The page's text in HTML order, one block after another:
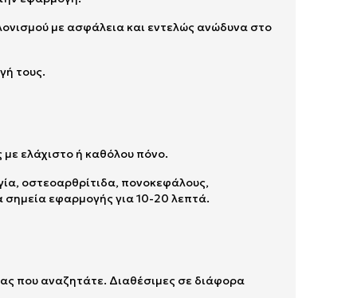
με ασφάλεια και εντελώς ανώδυνα στο
τους.
με ελάχιστο ή καθόλου πόνο.
οστεοαρθρίτιδα, πονοκεφάλους,
σημεία εφαρμογής για 10-20 λεπτά.
που αναζητάτε. Διαθέσιμες σε διάφορα